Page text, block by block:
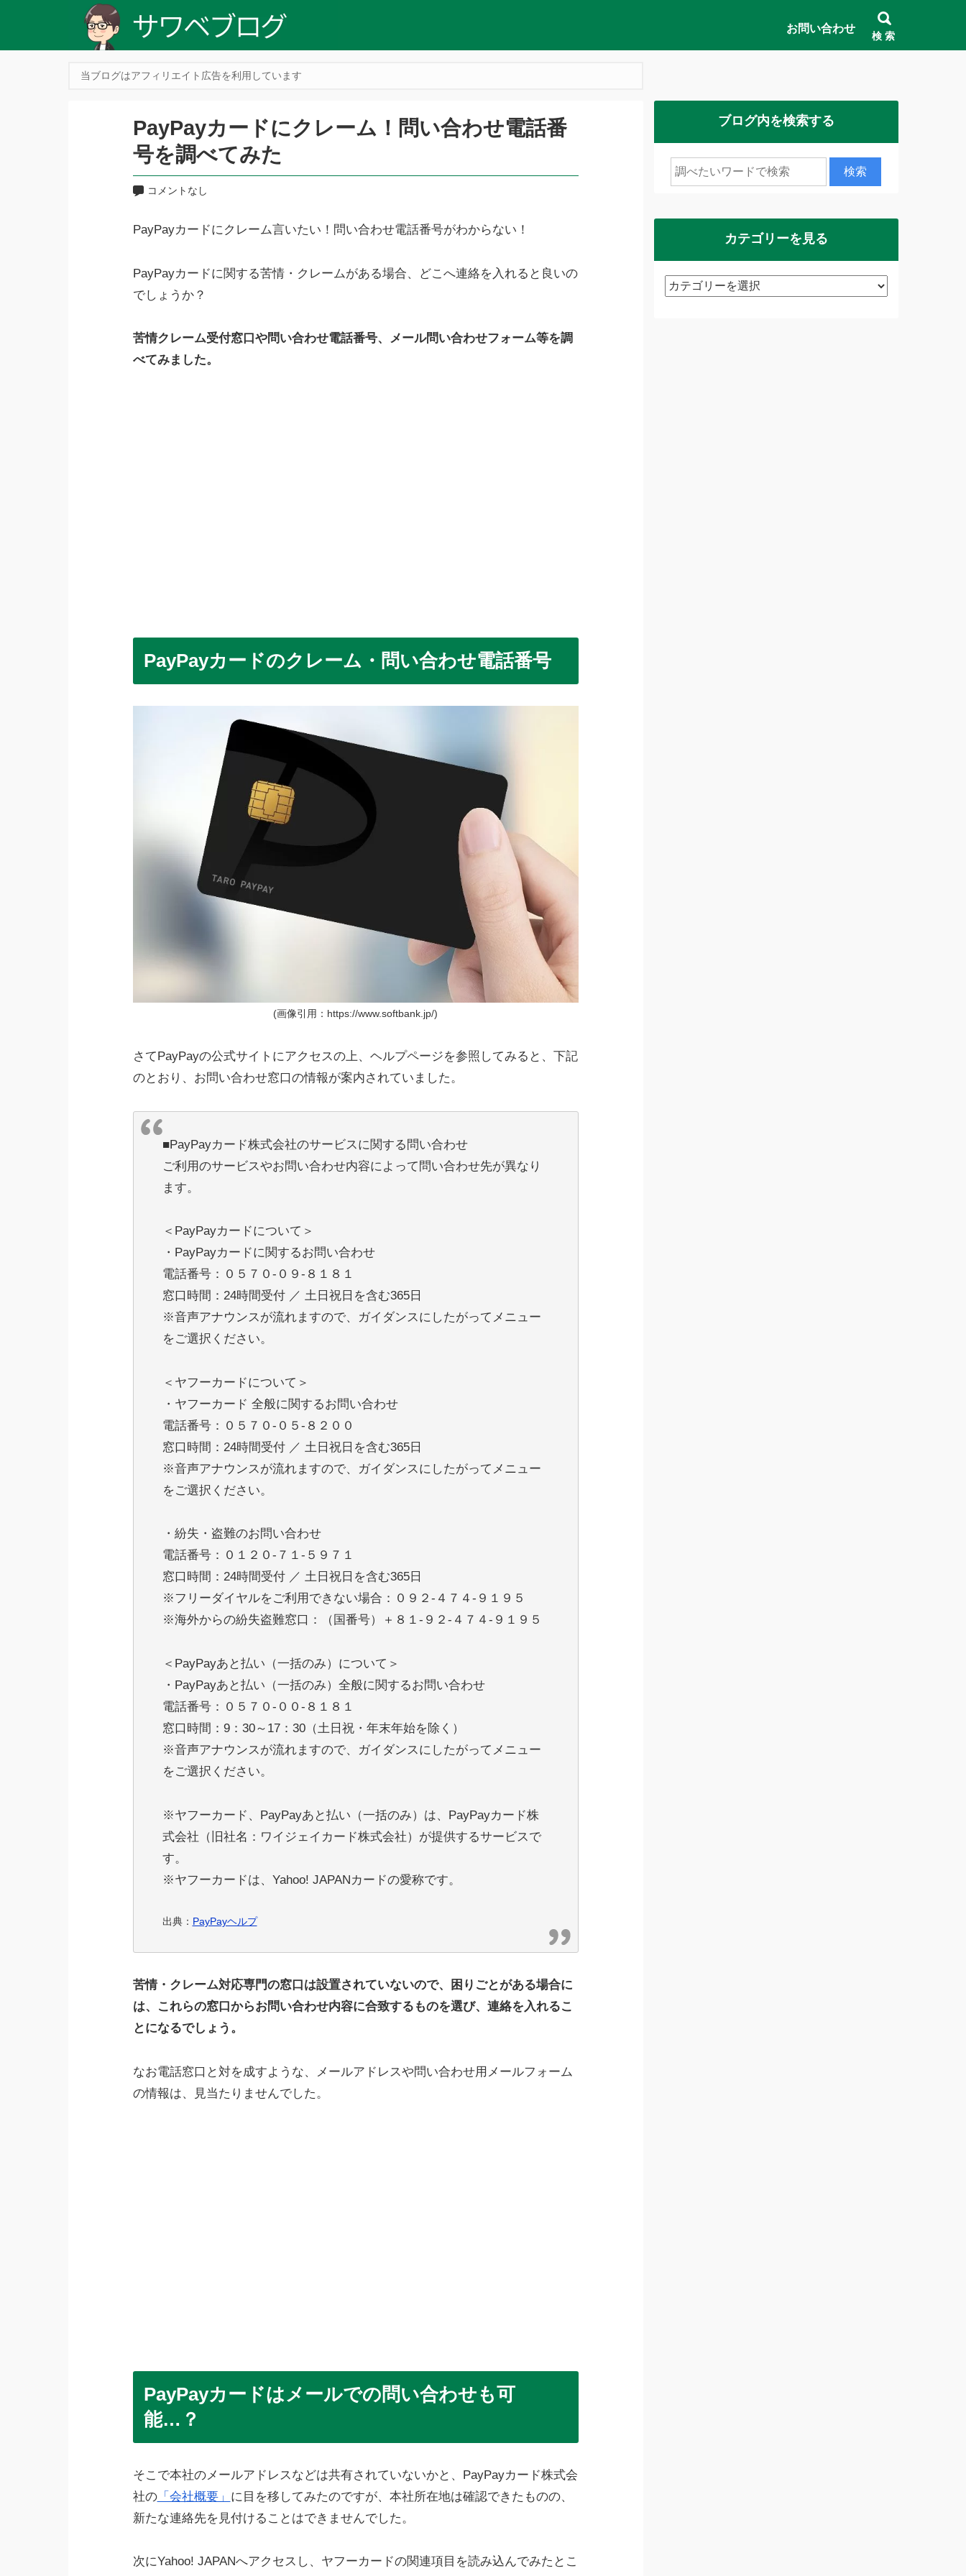
お問い合わせ
検 索
当ブログはアフィリエイト広告を利用しています
PayPayカードにクレーム！問い合わせ電話番
号を調べてみた
コメントなし
PayPayカードにクレーム言いたい！問い合わせ電話番号がわからない！
PayPayカードに関する苦情・クレームがある場合、どこへ連絡を入れると良いの
でしょうか？
苦情クレーム受付窓口や問い合わせ電話番号、メール問い合わせフォーム等を調
べてみました。
PayPayカードのクレーム・問い合わせ電話番号
(画像引用：https://www.softbank.jp/)
さてPayPayの公式サイトにアクセスの上、ヘルプページを参照してみると、下記
のとおり、お問い合わせ窓口の情報が案内されていました。
■PayPayカード株式会社のサービスに関する問い合わせ
ご利用のサービスやお問い合わせ内容によって問い合わせ先が異なり
ます。
＜PayPayカードについて＞
・PayPayカードに関するお問い合わせ
電話番号：０５７０-０９-８１８１
窓口時間：24時間受付 ／ 土日祝日を含む365日
※音声アナウンスが流れますので、ガイダンスにしたがってメニュー
をご選択ください。
＜ヤフーカードについて＞
・ヤフーカード 全般に関するお問い合わせ
電話番号：０５７０-０５-８２００
窓口時間：24時間受付 ／ 土日祝日を含む365日
※音声アナウンスが流れますので、ガイダンスにしたがってメニュー
をご選択ください。
・紛失・盗難のお問い合わせ
電話番号：０１２０-７１-５９７１
窓口時間：24時間受付 ／ 土日祝日を含む365日
※フリーダイヤルをご利用できない場合：０９２-４７４-９１９５
※海外からの紛失盗難窓口：（国番号）＋８１-９２-４７４-９１９５
＜PayPayあと払い（一括のみ）について＞
・PayPayあと払い（一括のみ）全般に関するお問い合わせ
電話番号：０５７０-００-８１８１
窓口時間：9：30～17：30（土日祝・年末年始を除く）
※音声アナウンスが流れますので、ガイダンスにしたがってメニュー
をご選択ください。
※ヤフーカード、PayPayあと払い（一括のみ）は、PayPayカード株
式会社（旧社名：ワイジェイカード株式会社）が提供するサービスで
す。
※ヤフーカードは、Yahoo! JAPANカードの愛称です。
出典： PayPayヘルプ
苦情・クレーム対応専門の窓口は設置されていないので、困りごとがある場合に
は、これらの窓口からお問い合わせ内容に合致するものを選び、連絡を入れるこ
とになるでしょう。
なお電話窓口と対を成すような、メールアドレスや問い合わせ用メールフォーム
の情報は、見当たりませんでした。
PayPayカードはメールでの問い合わせも可
能…？
そこで本社のメールアドレスなどは共有されていないかと、PayPayカード株式会
社の「会社概要」 に目を移してみたのですが、本社所在地は確認できたものの、
新たな連絡先を見付けることはできませんでした。
次にYahoo! JAPANへアクセスし、ヤフーカードの関連項目を読み込んでみたとこ
ブログ内を検索する
カテゴリーを見る
カ